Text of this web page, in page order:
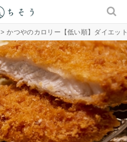
> かつやのカロリー【低い順】ダイエッ